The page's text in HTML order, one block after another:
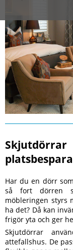
Har du en dörr
så fort dörren
möbleringen styrs
ha det? Då kan
frigör yta och ger
Skjutdörrar
attefallshus. De